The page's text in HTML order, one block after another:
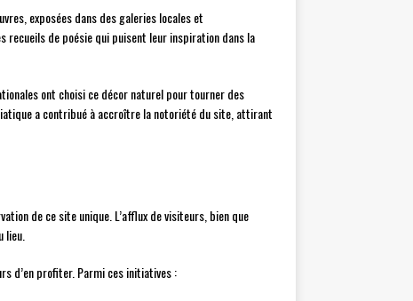
exposées dans des galeries locales et
recueils de poésie qui puisent leur inspiration dans la
ont choisi ce décor naturel pour tourner des
a contribué à accroître la notoriété du site, attirant
de ce site unique. L’afflux de visiteurs, bien que
lieu.
d’en profiter. Parmi ces initiatives :